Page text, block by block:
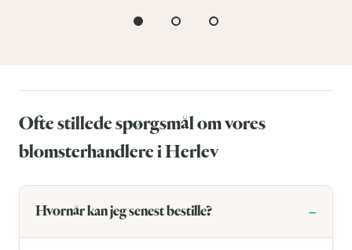
Ofte stillede spørgsmål om vores
blomsterhandlere i Herlev
Hvornår kan jeg senest bestille?